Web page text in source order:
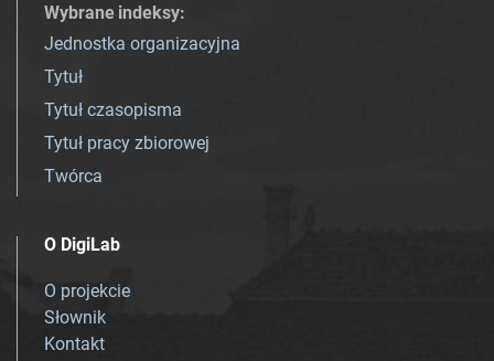
Wybrane indeksy:
Jednostka organizacyjna
Tytuł
Tytuł czasopisma
Tytuł pracy zbiorowej
Twórca
O DigiLab
O projekcie
Słownik
Kontakt